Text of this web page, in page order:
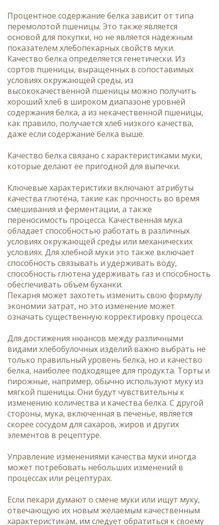
Процентное содержание белка зависит от типа
перемолотой пшеницы. Это также является
основой для покупки, но не является надежным
показателем хлебопекарных свойств муки.
Качество белка определяется генетически. Из
сортов пшеницы, выращенных в сопоставимых
условиях окружающей среды, из
высококачественной пшеницы можно получить
хороший хлеб в широком диапазоне уровней
содержания белка, а из некачественной пшеницы,
как правило, получается хлеб низкого качества,
даже если содержание белка выше.
Качество белка связано с характеристиками муки,
которые делают ее пригодной для выпечки.
Ключевые характеристики включают атрибуты
качества глютена, такие как прочность во время
смешивания и ферментации, а также
переносимость процесса. Качественная мука
обладает способностью работать в различных
условиях окружающей среды или механических
условиях. Для хлебной муки это также включает
способность связывать и удерживать воду,
способность глютена удерживать газ и способность
обеспечивать объем буханки.
Пекарня может захотеть изменить свою формулу
экономии затрат, но это изменение может
означать существенную корректировку процесса.
Для достижения нюансов между различными
видами хлебобулочных изделий важно выбрать не
только правильный уровень белка, но и качество
белка, наиболее подходящее для продукта. Торты и
пирожные, например, обычно используют муку из
мягкой пшеницы. Они будут чувствительны к
изменению количества и качества белка. С другой
стороны, мука, включенная в печенье, является
скорее сосудом для сахаров, жиров и других
элементов в рецептуре.
Управление изменениями качества муки иногда
может потребовать небольших изменений в
процессах или рецептурах.
Если пекари думают о смене муки или ищут муку,
отвечающую их новым желаемым качественным
характеристикам, им следует обратиться к своему